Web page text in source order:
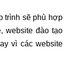
trình sẽ phù hợp
website đào tạo
vì các website